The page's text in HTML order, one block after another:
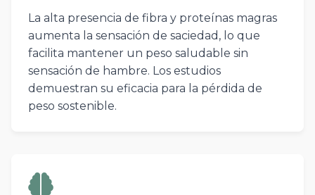
La alta presencia de fibra y proteínas magras
aumenta la sensación de saciedad, lo que
facilita mantener un peso saludable sin
sensación de hambre. Los estudios
demuestran su eficacia para la pérdida de
peso sostenible.